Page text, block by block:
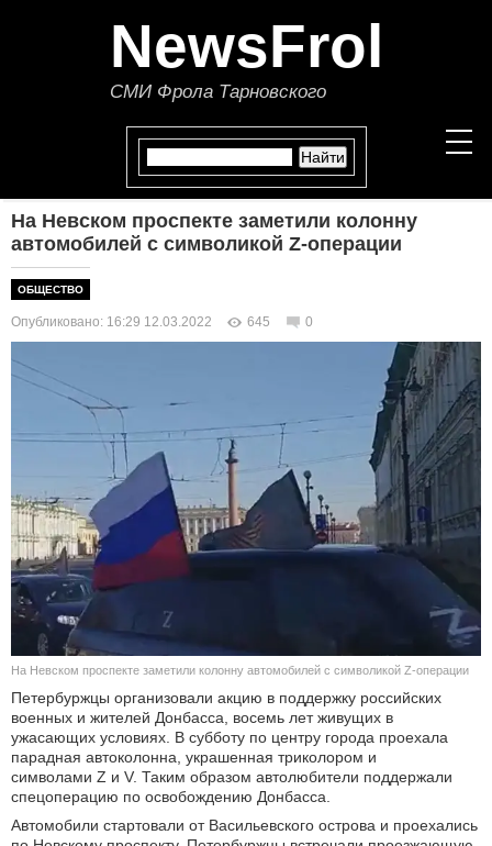
NewsFrol
СМИ Фрола Тарновского
НОВОСТИ
ПОЛИТИКА
В МИРЕ
ОБЩЕСТВО
КУЛЬТУРА
АВТО И МОТО
ЭГОИЗМ
БЛОГ
На Невском проспекте заметили колонну
автомобилей с символикой Z-операции
ОБЩЕСТВО
Опубликовано: 16:29 12.03.2022 645 0
На Невском проспекте заметили колонну автомобилей с символикой Z-операции
Петербуржцы организовали акцию в поддержку российских
военных и жителей Донбасса, восемь лет живущих в
ужасающих условиях. В субботу по центру города проехала
парадная автоколонна, украшенная триколором и
символами Z и V. Таким образом автолюбители поддержали
спецоперацию по освобождению Донбасса.
Автомобили стартовали от Васильевского острова и проехались